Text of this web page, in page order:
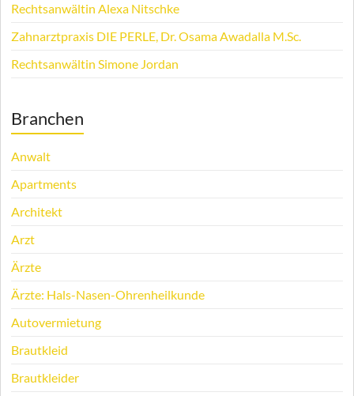
Rechtsanwältin Alexa Nitschke
Zahnarztpraxis DIE PERLE, Dr. Osama Awadalla M.Sc.
Rechtsanwältin Simone Jordan
Branchen
Anwalt
Apartments
Architekt
Arzt
Ärzte
Ärzte: Hals-Nasen-Ohrenheilkunde
Autovermietung
Brautkleid
Brautkleider